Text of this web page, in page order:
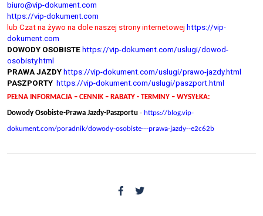
biuro@vip-dokument.com
https://vip-dokument.com
lub Czat na żywo na dole naszej strony internetowej https://vip-
dokument.com
DOWODY OSOBISTE https://vip-dokument.com/uslugi/dowod-
osobisty.html
PRAWA JAZDY https://vip-dokument.com/uslugi/prawo-jazdy.html
PASZPORTY https://vip-dokument.com/uslugi/paszport.html
PEŁNA INFORMACJA – CENNIK – RABATY - TERMINY – WYSYŁKA:
Dowody Osobiste-Prawa Jazdy-Paszportu - https://blog.vip-
dokument.com/poradnik/dowody-osobiste---prawa-jazdy--e2c62b